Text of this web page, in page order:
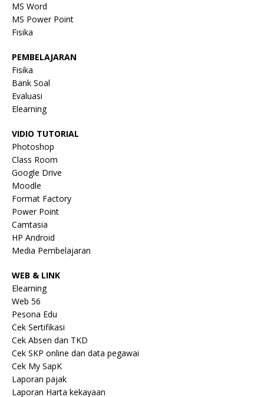
MS Word
MS Power Point
Fisika
PEMBELAJARAN
Fisika
Bank Soal
Evaluasi
Elearning
VIDIO TUTORIAL
Photoshop
Class Room
Google Drive
Moodle
Format Factory
Power Point
Camtasia
HP Android
Media Pembelajaran
WEB & LINK
Elearning
Web 56
Pesona Edu
Cek Sertifikasi
Cek Absen dan TKD
Cek SKP online dan data pegawai
Cek My SapK
Laporan pajak
Laporan Harta kekayaan